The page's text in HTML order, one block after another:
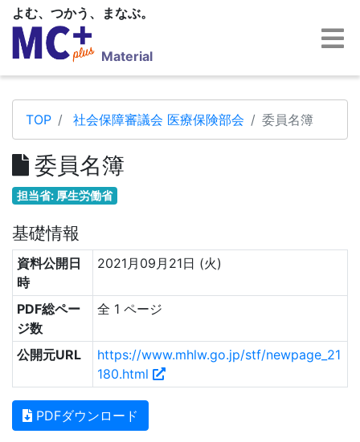
よむ、つかう、まなぶ。
Material
TOP 社会保障審議会 医療保険部会 委員名簿
委員名簿
担当省: 厚生労働省
基礎情報
資料公開日
時
2021月09月21日 (火)
PDF総ペー
ジ数
全 1 ページ
公開元URL
https://www.mhlw.go.jp/stf/newpage_21
180.html
PDFダウンロード